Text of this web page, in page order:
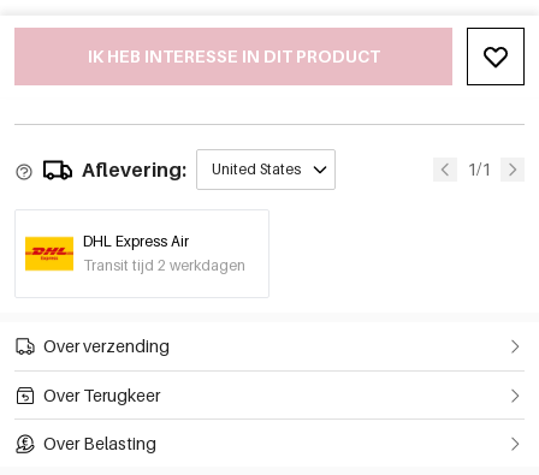
IK HEB INTERESSE IN DIT PRODUCT
Aflevering: United States 1/1
DHL Express Air
Transit tijd 2 werkdagen
Over verzending
Over Terugkeer
Over Belasting